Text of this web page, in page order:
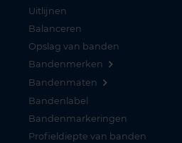
Uitlijnen
Balanceren
Opslag van banden
Bandenmerken
Bandenmaten
Bandenlabel
Bandenmarkeringen
Profieldiepte van banden